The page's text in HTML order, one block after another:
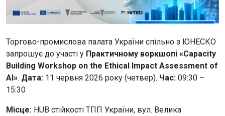
Торгово-промислова палата України спільно з ЮНЕСКО
запрошує до участі у Практичному воркшопі «Capacity
Building Workshop on the Ethical Impact Assessment of
AI». Дата: 11 червня 2026 року (четвер). Час: 09:30 –
15:30
Місце: HUB стійкості ТПП України, вул. Велика